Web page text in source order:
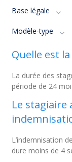
Base légale
Modèle-type
Quelle est
La durée des
période de 24
Le stagiaire
L’indemnisation
dure moins de 4